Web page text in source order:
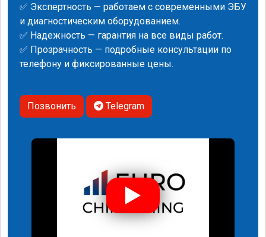
✅ Экспертность — работаем с современными ЭБУ
и диагностическим оборудованием.
✅ Надежность — гарантия на все виды работ.
✅ Прозрачность — подробные консультации по
телефону и фиксированные цены.
Позвонить Telegram